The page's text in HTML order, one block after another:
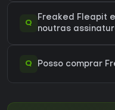
Q
Freaked Fleapit
noutras
Q Posso comprar